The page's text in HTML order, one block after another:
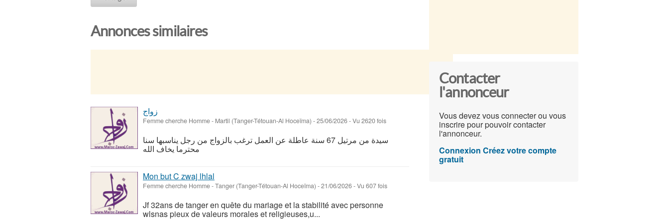
Annonces similaires
زواج
Femme cherche Homme- Martil (Tanger-Tétouan-Al Hoceïma) -25/06/2026 - Vu 2620 fois
سيدة من مرتيل 67 سنة عاطلة عن العمل ترغب بالزواج من رجل يناسبها سنا
محترما يخاف الله
Mon but C zwaj lhlal
Femme cherche Homme-Tanger‎ (Tanger-Tétouan-Al Hoceïma) -21/06/2026 - Vu 607 fois
Jf 32ans de tanger en quête du mariage et la stabilité avec personne
wlsnas pieux de valeurs morales et religieuses,u...
Contacter
l'annonceur
Vous devez vous connecter ou vous
inscrire pour pouvoir contacter
l'annonceur.
Connexion Créez votre compte
gratuit